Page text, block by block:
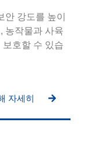
강도를 높이
농작물과 사육
호할 수 있습
자세히